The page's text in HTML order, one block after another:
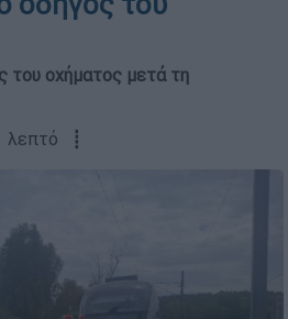
του οχήματος μετά τη
λεπτό ┋